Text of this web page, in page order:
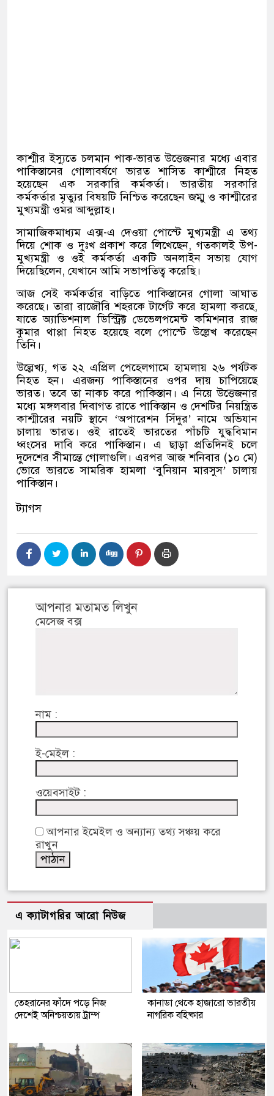
কাশ্মীর ইস্যুতে চলমান পাক-ভারত উত্তেজনার মধ্যে এবার
পাকিস্তানের গোলাবর্ষণে ভারত শাসিত কাশ্মীরে নিহত
হয়েছেন এক সরকারি কর্মকর্তা। ভারতীয় সরকারি
কর্মকর্তার মৃত্যুর বিষয়টি নিশ্চিত করেছেন জম্মু ও কাশ্মীরের
মুখ্যমন্ত্রী ওমর আব্দুল্লাহ।
সামাজিকমাধ্যম এক্স-এ দেওয়া পোস্টে মুখ্যমন্ত্রী এ তথ্য
দিয়ে শোক ও দুঃখ প্রকাশ করে লিখেছেন, গতকালই উপ-
মুখ্যমন্ত্রী ও ওই কর্মকর্তা একটি অনলাইন সভায় যোগ
দিয়েছিলেন, যেখানে আমি সভাপতিত্ব করেছি।
আজ সেই কর্মকর্তার বাড়িতে পাকিস্তানের গোলা আঘাত
করেছে। তারা রাজৌরি শহরকে টার্গেট করে হামলা করছে,
যাতে অ্যাডিশনাল ডিস্ট্রিক্ট ডেভেলপমেন্ট কমিশনার রাজ
কুমার থাপ্পা নিহত হয়েছে বলে পোস্টে উল্লেখ করেছেন
তিনি।
উল্লেখ্য, গত ২২ এপ্রিল পেহেলগামে হামলায় ২৬ পর্যটক
নিহত হন। এরজন্য পাকিস্তানের ওপর দায় চাপিয়েছে
ভারত। তবে তা নাকচ করে পাকিস্তান। এ নিয়ে উত্তেজনার
মধ্যে মঙ্গলবার দিবাগত রাতে পাকিস্তান ও দেশটির নিয়ন্ত্রিত
কাশ্মীরের নয়টি স্থানে ‘অপারেশন সিঁদুর’ নামে অভিযান
চালায় ভারত। ওই রাতেই ভারতের পাঁচটি যুদ্ধবিমান
ধ্বংসের দাবি করে পাকিস্তান। এ ছাড়া প্রতিদিনই চলে
দুদেশের সীমান্তে গোলাগুলি। এরপর আজ শনিবার (১০ মে)
ভোরে ভারতে সামরিক হামলা ‘বুনিয়ান মারসুস’ চালায়
পাকিস্তান।
ট্যাগস
আপনার মতামত লিখুন
মেসেজ বক্স
নাম :
ই-মেইল :
ওয়েবসাইট :
আপনার ইমেইল ও অন্যান্য তথ্য সঞ্চয় করে
রাখুন
এ ক্যাটাগরির আরো নিউজ
তেহরানের ফাঁদে পড়ে নিজ
দেশেই অনিশ্চয়তায় ট্রাম্প
কানাডা থেকে হাজারো ভারতীয়
নাগরিক বহিষ্কার